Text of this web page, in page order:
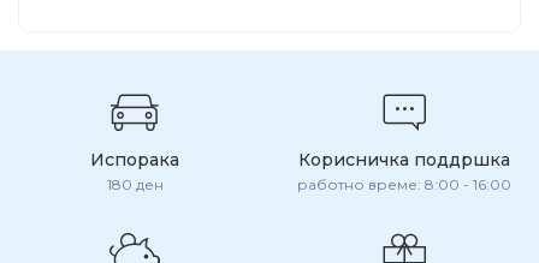
Испорака
180 ден
Корисничка поддршка
работно време: 8:00 - 16:00